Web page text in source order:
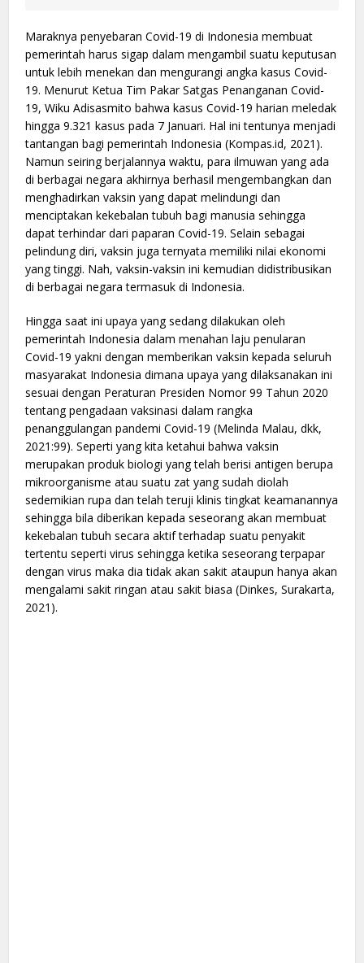
Maraknya penyebaran Covid-19 di Indonesia membuat
pemerintah harus sigap dalam mengambil suatu keputusan
untuk lebih menekan dan mengurangi angka kasus Covid-
19. Menurut Ketua Tim Pakar Satgas Penanganan Covid-
19, Wiku Adisasmito bahwa kasus Covid-19 harian meledak
hingga 9.321 kasus pada 7 Januari. Hal ini tentunya menjadi
tantangan bagi pemerintah Indonesia (Kompas.id, 2021).
Namun seiring berjalannya waktu, para ilmuwan yang ada
di berbagai negara akhirnya berhasil mengembangkan dan
menghadirkan vaksin yang dapat melindungi dan
menciptakan kekebalan tubuh bagi manusia sehingga
dapat terhindar dari paparan Covid-19. Selain sebagai
pelindung diri, vaksin juga ternyata memiliki nilai ekonomi
yang tinggi. Nah, vaksin-vaksin ini kemudian didistribusikan
di berbagai negara termasuk di Indonesia.
Hingga saat ini upaya yang sedang dilakukan oleh
pemerintah Indonesia dalam menahan laju penularan
Covid-19 yakni dengan memberikan vaksin kepada seluruh
masyarakat Indonesia dimana upaya yang dilaksanakan ini
sesuai dengan Peraturan Presiden Nomor 99 Tahun 2020
tentang pengadaan vaksinasi dalam rangka
penanggulangan pandemi Covid-19 (Melinda Malau, dkk,
2021:99). Seperti yang kita ketahui bahwa vaksin
merupakan produk biologi yang telah berisi antigen berupa
mikroorganisme atau suatu zat yang sudah diolah
sedemikian rupa dan telah teruji klinis tingkat keamanannya
sehingga bila diberikan kepada seseorang akan membuat
kekebalan tubuh secara aktif terhadap suatu penyakit
tertentu seperti virus sehingga ketika seseorang terpapar
dengan virus maka dia tidak akan sakit ataupun hanya akan
mengalami sakit ringan atau sakit biasa (Dinkes, Surakarta,
2021).